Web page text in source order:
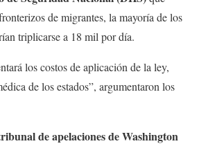
de migrantes, la mayoría de los
triplicarse a 18 mil por día.
los costos de aplicación de la ley,
de los estados”, argumentaron los
de apelaciones de Washington